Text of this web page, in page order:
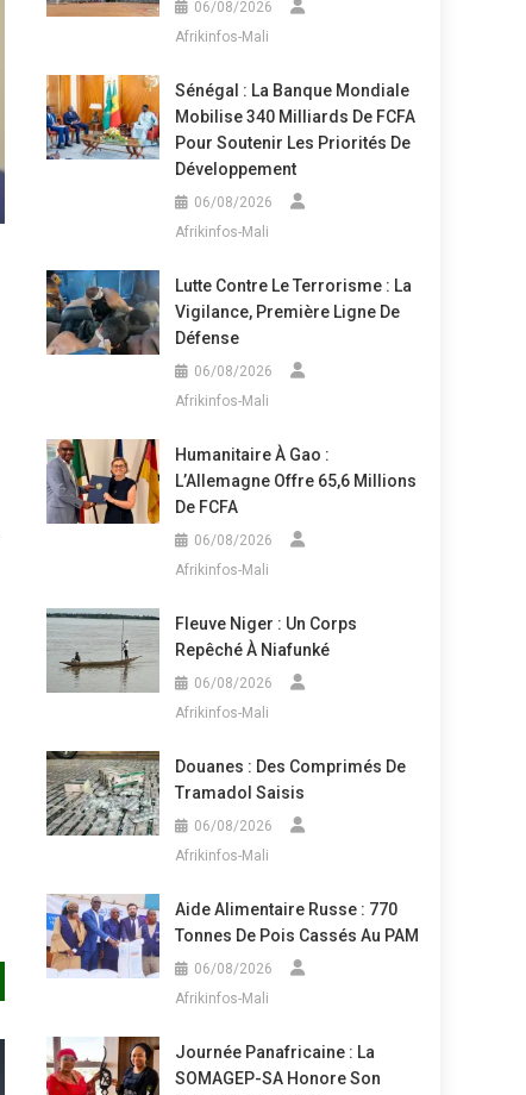
06/08/2026
Afrikinfos-Mali
Sénégal : La Banque Mondiale
Mobilise 340 Milliards De FCFA
Pour Soutenir Les Priorités De
Développement
06/08/2026
Afrikinfos-Mali
Lutte Contre Le Terrorisme : La
Vigilance, Première Ligne De
Défense
06/08/2026
Afrikinfos-Mali
Humanitaire À Gao :
L’Allemagne Offre 65,6 Millions
De FCFA
06/08/2026
Afrikinfos-Mali
Fleuve Niger : Un Corps
Repêché À Niafunké
06/08/2026
Afrikinfos-Mali
Douanes : Des Comprimés De
Tramadol Saisis
06/08/2026
Afrikinfos-Mali
Aide Alimentaire Russe : 770
Tonnes De Pois Cassés Au PAM
06/08/2026
Afrikinfos-Mali
Journée Panafricaine : La
SOMAGEP-SA Honore Son